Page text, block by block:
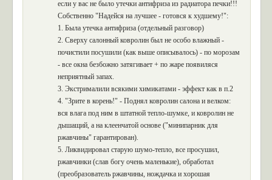
если у вас не было утечки антифриза из радиатора печки!!!
Собственно "Надейся на лучшее - готовся к худшему!":
1. Была утечка антифриза (отдельный разговор)
2. Сверху салонный ковролин был не особо влажный -
почистили посушили (как выше описывалось) - по морозам
- все окна безбожно затягивает + по жаре появиляся
неприятный запах.
3. Экстрималили всякими химикатами - эффект как в п.2
4. "Зрите в корень!" - Поднял ковролин салона и велком:
вся влага под ним в штатной тепло-шумке, и ковролин не
дышащий, а на клеенчатой основе ("минипарник для
ржавчины" гарантирован).
5. Ликвидировал старую шумо-тепло, все просушил,
ржавчинки (слав богу очень маленькие), обработал
(преобразователь ржавчины, нождачка и хорошая